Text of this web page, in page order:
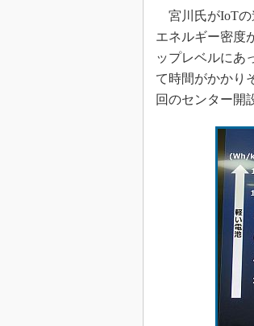
宮川氏がIoTの
エネルギー密度
ップレベルにあ
て時間がかかり
回のセンター開